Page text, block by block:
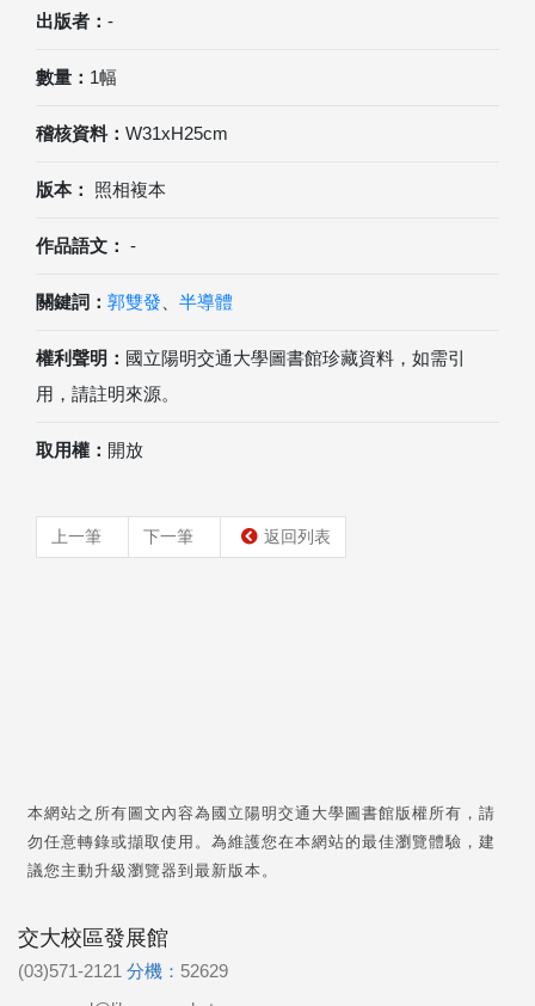
出版者： -
數量： 1幅
稽核資料： W31xH25cm
版本： 照相複本
作品語文： -
關鍵詞： 郭雙發、 半導體
權利聲明： 國立陽明交通大學圖書館珍藏資料，如需引
用，請註明來源。
取用權： 開放
上一筆 下一筆 返回列表
本網站之所有圖文內容為國立陽明交通大學圖書館版權所有，請
勿任意轉錄或擷取使用。為維護您在本網站的最佳瀏覽體驗，建
議您主動升級瀏覽器到最新版本。
交大校區發展館
(03)571-2121 分機： 52629